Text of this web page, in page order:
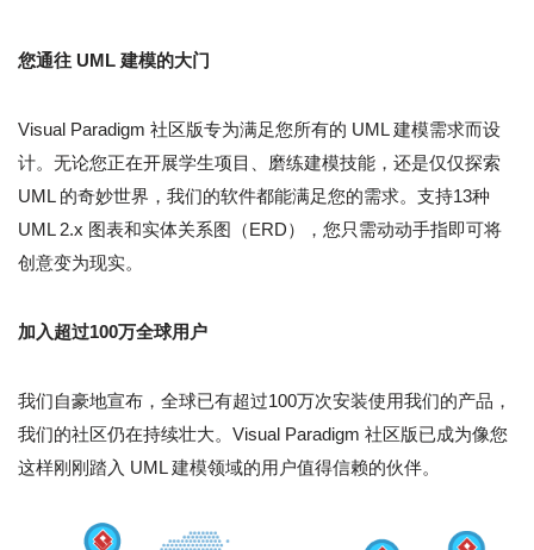
您通往 UML 建模的大门
Visual Paradigm 社区版专为满足您所有的 UML 建模需求而设
计。无论您正在开展学生项目、磨练建模技能，还是仅仅探索
UML 的奇妙世界，我们的软件都能满足您的需求。支持13种
UML 2.x 图表和实体关系图（ERD），您只需动动手指即可将
创意变为现实。
加入超过100万全球用户
我们自豪地宣布，全球已有超过100万次安装使用我们的产品，
我们的社区仍在持续壮大。Visual Paradigm 社区版已成为像您
这样刚刚踏入 UML 建模领域的用户值得信赖的伙伴。